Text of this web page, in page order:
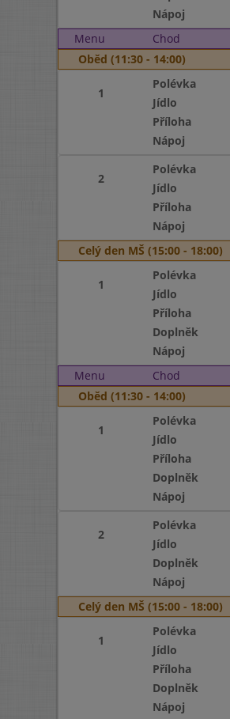
Nápoj
Menu
Chod
Oběd (11:30 - 14:00)
1
Polévka
Jídlo
Příloha
Nápoj
2
Polévka
Jídlo
Příloha
Nápoj
Celý den MŠ (15:00 - 18:00)
1
Polévka
Jídlo
Příloha
Doplněk
Nápoj
Menu
Chod
Oběd (11:30 - 14:00)
1
Polévka
Jídlo
Příloha
Doplněk
Nápoj
2
Polévka
Jídlo
Doplněk
Nápoj
Celý den MŠ (15:00 - 18:00)
1
Polévka
Jídlo
Příloha
Doplněk
Nápoj